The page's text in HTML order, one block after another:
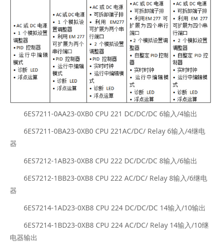
6ES7211-0AA23-0XB0 CPU 221 DC/DC/DC 6输入/4输出
6ES7211-0BA23-0XB0 CPU 221AC/DC/ Relay 6输入/4继电
器
6ES7212-1AB23-0XB8 CPU 222 DC/DC/DC 8输入/6输出
6ES7212-1BB23-0XB8 CPU 222 AC/DC/ Relay 8输入/6继电
器
6ES7214-1AD23-0XB8 CPU 224 DC/DC/DC 14输入/10输出
6ES7214-1BD23-0XB8 CPU 224 AC/DC/ Relay 14输入/10继
电器输出